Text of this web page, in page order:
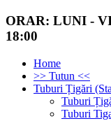
ORAR: LUNI -
18:00
Home
>> Tutun <<
Tuburi Țigări
Tuburi
Tuburi